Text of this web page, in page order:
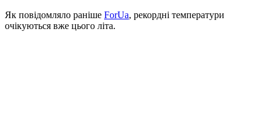
Як повідомляло раніше ForUa, рекордні температури
очікуються вже цього літа.